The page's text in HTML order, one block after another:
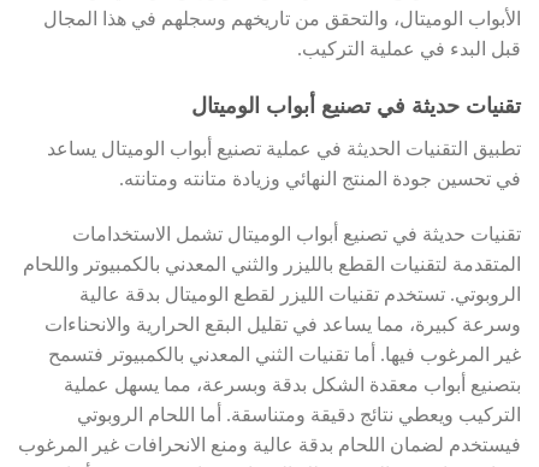
الأبواب الوميتال، والتحقق من تاريخهم وسجلهم في هذا المجال
قبل البدء في عملية التركيب.
تقنيات حديثة في تصنيع أبواب الوميتال
تطبيق التقنيات الحديثة في عملية تصنيع أبواب الوميتال يساعد
في تحسين جودة المنتج النهائي وزيادة متانته ومتانته.
تقنيات حديثة في تصنيع أبواب الوميتال تشمل الاستخدامات
المتقدمة لتقنيات القطع بالليزر والثني المعدني بالكمبيوتر واللحام
الروبوتي. تستخدم تقنيات الليزر لقطع الوميتال بدقة عالية
وسرعة كبيرة، مما يساعد في تقليل البقع الحرارية والانحناءات
غير المرغوب فيها. أما تقنيات الثني المعدني بالكمبيوتر فتسمح
بتصنيع أبواب معقدة الشكل بدقة وبسرعة، مما يسهل عملية
التركيب ويعطي نتائج دقيقة ومتناسقة. أما اللحام الروبوتي
فيستخدم لضمان اللحام بدقة عالية ومنع الانحرافات غير المرغوب